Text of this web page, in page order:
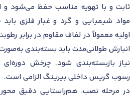
ثابت و با تهویه مناسب حفظ می‌شود و
مواد شیمیایی و گرد و غبار فلزی
اولیه معمولاً در لفاف مقاوم در برابر
انبارش طولانی‌مدت باید بسته‌بندی
نیاز بازبسته‌بندی شود. چرخش
رسوب گریس داخلی بیرینگ الزامی است.
در مرحله نصب، هم‌راستایی دقیق